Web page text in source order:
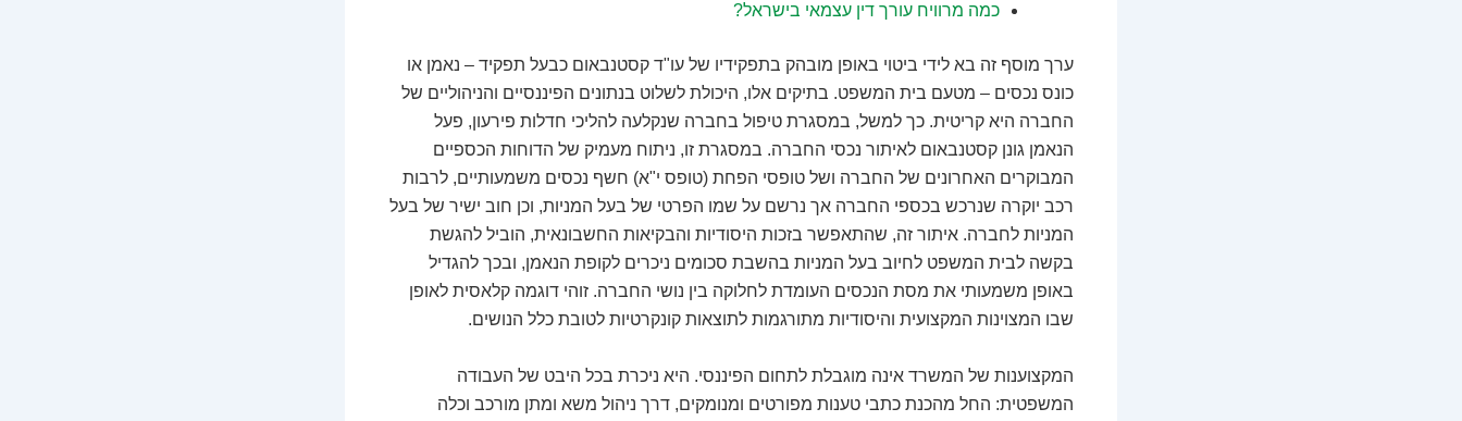
כמה מרוויח עורך דין עצמאי בישראל?
ערך מוסף זה בא לידי ביטוי באופן מובהק בתפקידיו של עו"ד קסטנבאום כבעל תפקיד – נאמן או
כונס נכסים – מטעם בית המשפט. בתיקים אלו, היכולת לשלוט בנתונים הפיננסיים והניהוליים של
החברה היא קריטית. כך למשל, במסגרת טיפול בחברה שנקלעה להליכי חדלות פירעון, פעל
הנאמן גונן קסטנבאום לאיתור נכסי החברה. במסגרת זו, ניתוח מעמיק של הדוחות הכספיים
המבוקרים האחרונים של החברה ושל טופסי הפחת (טופס י"א) חשף נכסים משמעותיים, לרבות
רכב יוקרה שנרכש בכספי החברה אך נרשם על שמו הפרטי של בעל המניות, וכן חוב ישיר של בעל
המניות לחברה. איתור זה, שהתאפשר בזכות היסודיות והבקיאות החשבונאית, הוביל להגשת
בקשה לבית המשפט לחיוב בעל המניות בהשבת סכומים ניכרים לקופת הנאמן, ובכך להגדיל
באופן משמעותי את מסת הנכסים העומדת לחלוקה בין נושי החברה. זוהי דוגמה קלאסית לאופן
שבו המצוינות המקצועית והיסודיות מתורגמות לתוצאות קונקרטיות לטובת כלל הנושים.
המקצוענות של המשרד אינה מוגבלת לתחום הפיננסי. היא ניכרת בכל היבט של העבודה
המשפטית: החל מהכנת כתבי טענות מפורטים ומנומקים, דרך ניהול משא ומתן מורכב וכלה